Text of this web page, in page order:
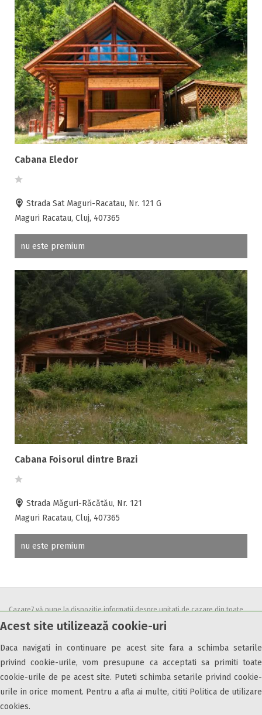
Acest site utilizează cookie-uri
Daca navigati in continuare pe acest site fara a schimba setarile
privind cookie-urile, vom presupune ca acceptati sa primiti toate
cookie-urile de pe acest site. Puteti schimba setarile privind cookie-
urile in orice moment. Pentru a afla ai multe, cititi Politica de utilizare
cookies.
Cabana Eledor
Strada Sat Maguri-Racatau, Nr. 121 G
Maguri Racatau, Cluj, 407365
nu este premium
Cabana Foisorul dintre Brazi
Strada Măguri-Răcătău, Nr. 121
Maguri Racatau, Cluj, 407365
nu este premium
Cazare7 vă pune la dispozitie informatii despre unitati de cazare din toate
zonele turistice, oferte speciale, rezervari online.
condițiilede utilizare.